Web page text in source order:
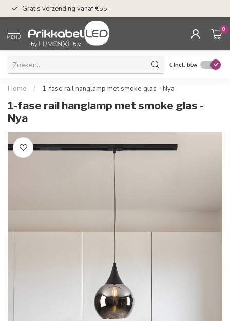
Gratis verzending vanaf €55,-
MENU
0
€Incl. btw
Home / 1-fase rail hanglamp met smoke glas - Nya
1-fase rail hanglamp met smoke glas -
Nya